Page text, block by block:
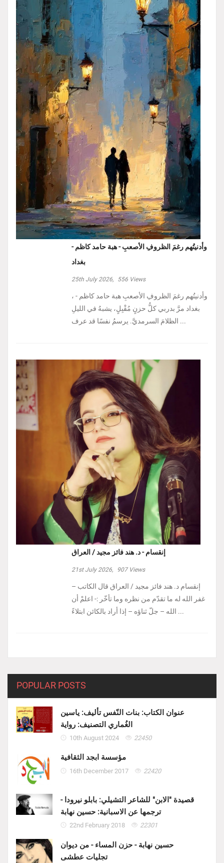
وأدنيتُهم رغمَ الظروفِ الأصعبِ - هبة حامد كاظم -
بغداد
25th July 2026, 556 Views
، وأدنيتُهم رغمَ الظروفِ الأصعبِ هبة حامد كاظم -
بغداد مرَّ بدربي كلُّ حزنٍ مُقْبِلٍ، يشبهُ في الليلِ
الظلامَ السرمديَّ. يرسمُ نفسًا قد عرف ...
إنقسام - د. هند فائز مجيد / العراق
21st July 2026, 907Views
إنقسام د. هند فائز مجيد / العراق ‏قال الكاتب –
غفر الله له ما تقدّم من نظره وما تأخّر :- ‏اعلمْ أن
الله – جلّ ثناؤه – إذا أراد بالكائن ابتلاءً ...
POPULAR POSTS
عنوان الكتاب: بنات النّفس تأليف: ياسين
الغُماري التصنيف: رواية
10th August 2024 22450
مؤسسة ابجد الثقافية
16th December 2017 22420
قصيدة "الابن" للشاعر التشيلي: بابلو نيرودا -
ترجمها عن الاسبانية: حسين نهابة
22nd February 2018 22301
حسين نهابة - حزن المساء - من ديوان
تجليات عطشى